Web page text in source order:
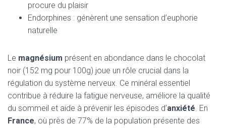
procure du plaisir
Endorphines : génèrent une sensation d’euphorie
naturelle
Le magnésium présent en abondance dans le chocolat
noir (152 mg pour 100g) joue un rôle crucial dans la
régulation du système nerveux. Ce minéral essentiel
contribue à réduire la fatigue nerveuse, améliore la qualité
du sommeil et aide à prévenir les épisodes d’anxiété. En
France, où près de 77% de la population présente des